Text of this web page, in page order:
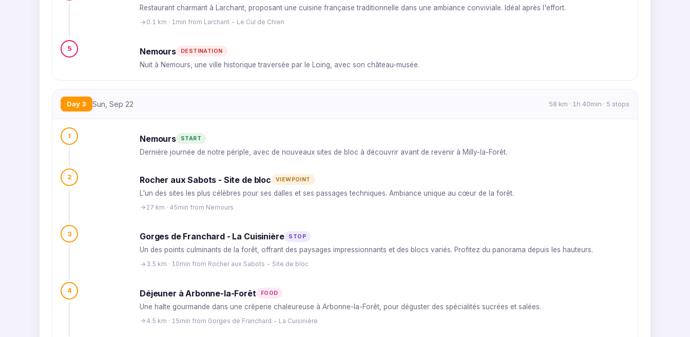
Restaurant charmant à Larchant, proposant une cuisine française traditionnelle dans une ambiance conviviale. Idéal après l'effort.
0.1 km · 1min from Larchant - Le Cul de Chien
5 Nemours DESTINATION
Nuit à Nemours, une ville historique traversée par le Loing, avec son château-musée.
Day 3 Sun, Sep 22 58 km · 1h 40min · 5 stops
1 Nemours START
Dernière journée de notre périple, avec de nouveaux sites de bloc à découvrir avant de revenir à Milly-la-Forêt.
2 Rocher aux Sabots - Site de bloc VIEWPOINT
L'un des sites les plus célèbres pour ses dalles et ses passages techniques. Ambiance unique au cœur de la forêt.
27 km · 45min from Nemours
3 Gorges de Franchard - La Cuisinière STOP
Un des points culminants de la forêt, offrant des paysages impressionnants et des blocs variés. Profitez du panorama depuis les hauteurs.
3.5 km · 10min from Rocher aux Sabots - Site de bloc
4 Déjeuner à Arbonne-la-Forêt FOOD
Une halte gourmande dans une crêperie chaleureuse à Arbonne-la-Forêt, pour déguster des spécialités sucrées et salées.
4.5 km · 15min from Gorges de Franchard - La Cuisinière